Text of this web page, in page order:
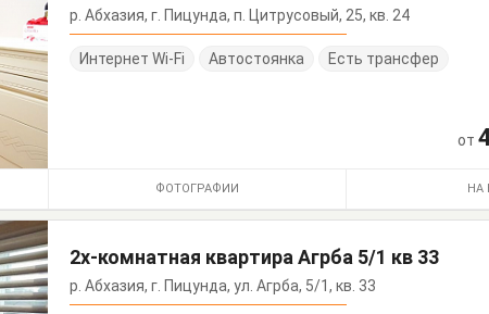
р. Абхазия, г. Пицунда, п. Цитрусовый, 25, кв. 24
Интернет Wi-Fi Автостоянка Есть трансфер
от
ФОТОГРАФИИ НА
2х-комнатная квартира Агрба 5/1 кв 33
р. Абхазия, г. Пицунда, ул. Агрба, 5/1, кв. 33